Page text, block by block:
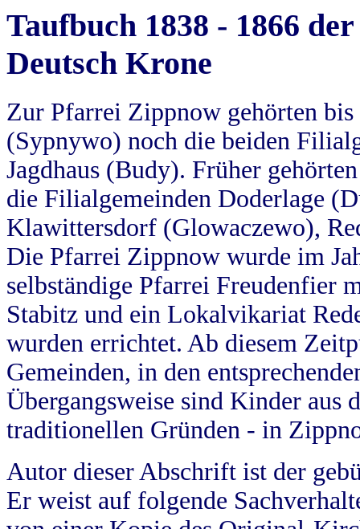
Taufbuch 1838 - 1866
Deutsch Krone
Zur Pfarrei Zippnow gehörten
(Sypnywo) noch die beiden
Jagdhaus (Budy). Früher
die Filialgemeinden Doderlage
Klawittersdorf (Glowaczewo),
Die Pfarrei Zippnow wurde im
selbständige Pfarrei Freudenfier
Stabitz und ein Lokalvikariat
wurden errichtet. Ab diesem
Gemeinden, in den
Übergangsweise sind Kinder aus
traditionellen Gründen - in
Autor dieser Abschrift ist der
Er weist auf folgende